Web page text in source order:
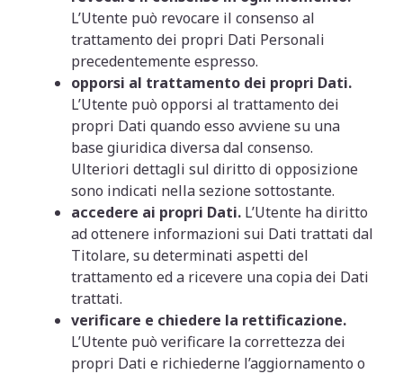
L’Utente può revocare il consenso al
trattamento dei propri Dati Personali
precedentemente espresso.
opporsi al trattamento dei propri Dati.
L’Utente può opporsi al trattamento dei
propri Dati quando esso avviene su una
base giuridica diversa dal consenso.
Ulteriori dettagli sul diritto di opposizione
sono indicati nella sezione sottostante.
accedere ai propri Dati. L’Utente ha diritto
ad ottenere informazioni sui Dati trattati dal
Titolare, su determinati aspetti del
trattamento ed a ricevere una copia dei Dati
trattati.
verificare e chiedere la rettificazione.
L’Utente può verificare la correttezza dei
propri Dati e richiederne l’aggiornamento o